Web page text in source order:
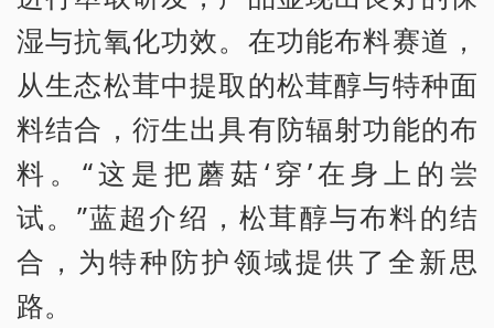
湿与抗氧化功效。在功能布料赛道，
从生态松茸中提取的松茸醇与特种面
料结合，衍生出具有防辐射功能的布
料。“这是把蘑菇‘穿’在身上的尝
试。”蓝超介绍，松茸醇与布料的结
合，为特种防护领域提供了全新思
路。